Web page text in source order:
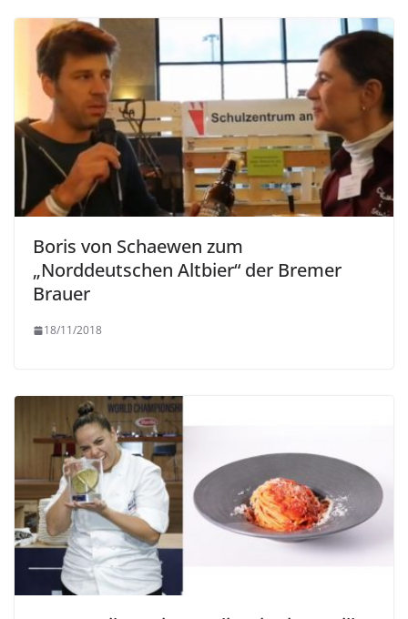
Boris von Schaewen zum
„Norddeutschen Altbier“ der Bremer
Brauer
18/11/2018